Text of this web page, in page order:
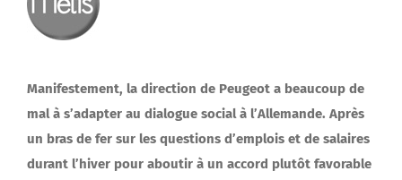
Manifestement, la direction de Peugeot a beaucoup de
mal à s’adapter au dialogue social à l’Allemande. Après
un bras de fer sur les questions d’emplois et de salaires
durant l’hiver pour aboutir à un accord plutôt favorable